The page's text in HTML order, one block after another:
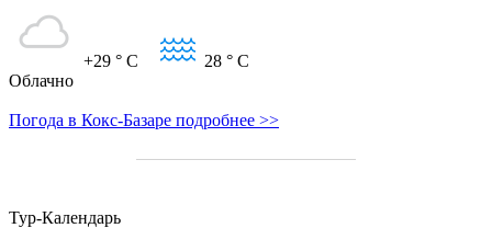
+29 ° C 28 ° C
Облачно
Погода в Кокс-Базаре подробнее >>
Тур-Календарь